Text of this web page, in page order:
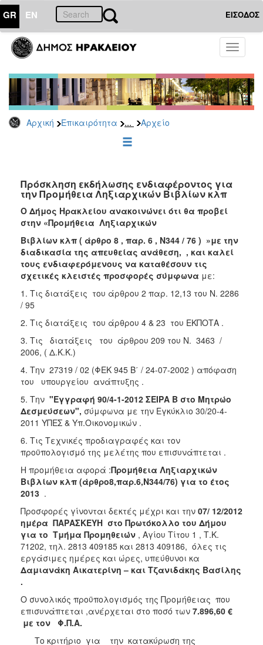
GR EN ΕΙΣΟΔΟΣ
Toggle
Αρχική Επικαιρότητα ... Αρχείο
ΕΠΙΚΑΙΡΟΤΗΤΑ
-
Δημοπρασίες
Αρχείο
2026
2022
2021
2020
2019
2018
2017
2016
2015
2013
ΔΗΜΟΤΗΣ
ΕΠΙΣΚΕΠΤΗΣ
ΗΡΑΚΛΕΙΟ
Πρόσκληση εκδήλωσης ενδιαφέροντος για
την Προμήθεια Ληξιαρχικών Βιβλίων κλπ
Ο Δήμος Ηρακλείου ανακοινώνει ότι θα προβεί
στην «Προμήθεια Ληξιαρχικών
Βιβλίων κλπ ( άρθρο 8 , παρ. 6 , Ν344 / 76 ) »με την
διαδικασία της απευθείας ανάθεση, , και καλεί
τους ενδιαφερόμενους να καταθέσουν τις
σχετικές κλειστές προσφορές σύμφωνα με:
1. Τις διατάξεις του άρθρου 2 παρ. 12,13 του Ν. 2286
/ 95
2. Τις διατάξεις του άρθρου 4 & 23 του ΕΚΠΟΤΑ .
3. Τις διατάξεις του άρθρου 209 του Ν. 3463 /
2006, ( Δ.Κ.Κ.)
4. Την 27319 / 02 (ΦΕΚ 945 Β΄ / 24-07-2002 ) απόφαση
του υπουργείου ανάπτυξης .
5. Tην "Εγγραφή 90/4-1-2012 ΣΕΙΡΑ Β στο Μητρώο
Δεσμεύσεων", σύμφωνα με την Εγκύκλιο 30/20-4-
2011 ΥΠΕΣ & Υπ.Οικονομικών .
6. Τις Τεχνικές προδιαγραφές και τον
προϋπολογισμό της μελέτης που επισυνάπτεται .
Η προμήθεια αφορά :Προμήθεια Ληξιαρχικών
Βιβλίων κλπ (άρθρο8,παρ.6,Ν344/76) για το έτος
2013 .
Προσφορές γίνονται δεκτές μέχρι και την 07/ 12/2012
ημέρα ΠΑΡΑΣΚΕΥΗ στο Πρωτόκολλο του Δήμου
για το Τμήμα Προμηθειών , Αγίου Τίτου 1 , Τ.Κ.
71202, τηλ. 2813 409185 και 2813 409186, όλες τις
εργάσιμες ημέρες και ώρες, υπεύθυνοι κα
Δαμιανάκη Αικατερίνη – και Τζανιδάκης Βασίλης
.
Ο συνολικός προϋπολογισμός της Προμήθειας που
επισυνάπτεται ,ανέρχεται στο ποσό των 7.896,60 €
με τον Φ.Π.Α.
Το κριτήριο για την κατακύρωση της